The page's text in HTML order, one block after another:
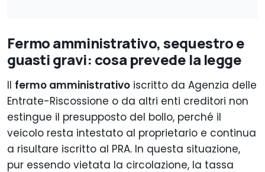
Fermo amministrativo, sequestro e
guasti gravi: cosa prevede la legge
Il fermo amministrativo iscritto da Agenzia delle
Entrate-Riscossione o da altri enti creditori non
estingue il presupposto del bollo, perché il
veicolo resta intestato al proprietario e continua
a risultare iscritto al PRA. In questa situazione,
pur essendo vietata la circolazione, la tassa